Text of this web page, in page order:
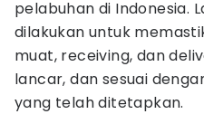
pelabuhan di Indonesia.
dilakukan untuk
muat, receiving, dan
lancar, dan sesuai
yang telah ditetapkan.